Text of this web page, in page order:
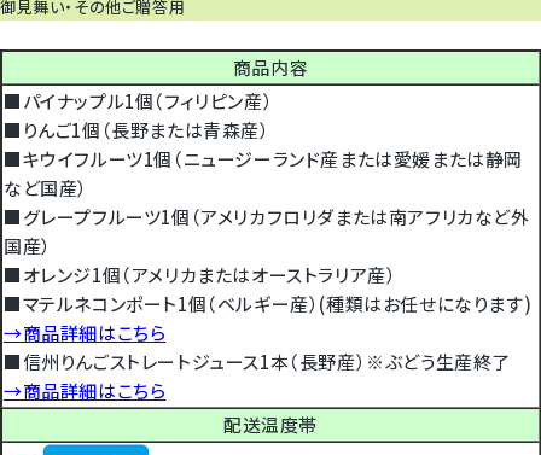
御見舞い・その他ご贈答用
商品内容
■パイナップル1個（フィリピン産）
■りんご1個（長野または青森産）
■キウイフルーツ1個（ニュージーランド産または愛媛または静岡
など国産）
■グレープフルーツ1個（アメリカフロリダまたは南アフリカなど外
国産）
■オレンジ1個（アメリカまたはオーストラリア産）
■マテルネコンポート1個（ベルギー産）(種類はお任せになります)
→商品詳細はこちら
■信州りんごストレートジュース1本（長野産）※ぶどう生産終了
→商品詳細はこちら
配送温度帯